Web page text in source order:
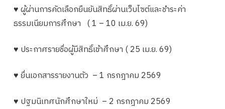
♥ ผู้ผ่านการคัดเลือกยืนยันสิทธิ์ผ่านเว็บไซต์และชำระค่า
ธรรมเนียมการศึกษา ( 1 – 10 เม.ย. 69)
♥ ประกาศรายชื่อผู้มีสิทธิ์เข้าศึกษา ( 25 เม.ย. 69)
♥ ยื่นเอกสารรายงานตัว – 1 กรกฎาคม 2569
♥ ปฐมนิเทศนักศึกษาใหม่ – 2 กรกฎาคม 2569